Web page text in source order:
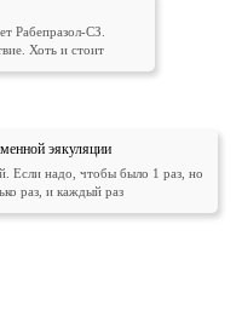
Рабепразол-СЗ.
Хоть и стоит
эякуляции
Если надо, чтобы было 1 раз, но
раз, и каждый раз